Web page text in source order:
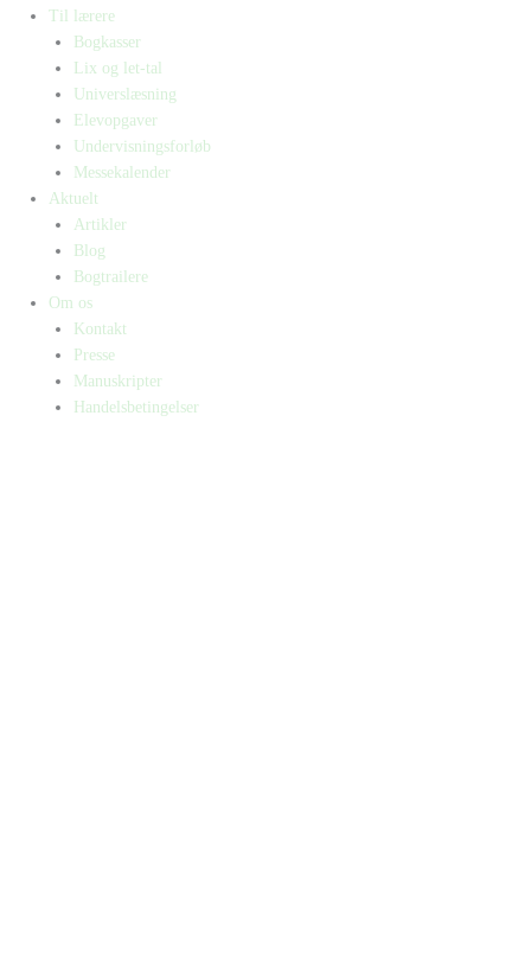
Til lærere
Bogkasser
Lix og let-tal
Universlæsning
Elevopgaver
Undervisningsforløb
Messekalender
Aktuelt
Artikler
Blog
Bogtrailere
Om os
Kontakt
Presse
Manuskripter
Handelsbetingelser